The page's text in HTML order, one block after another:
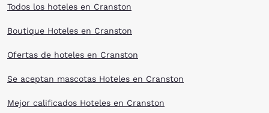
Todos los hoteles en Cranston
Boutique Hoteles en Cranston
Ofertas de hoteles en Cranston
Se aceptan mascotas Hoteles en Cranston
Mejor calificados Hoteles en Cranston